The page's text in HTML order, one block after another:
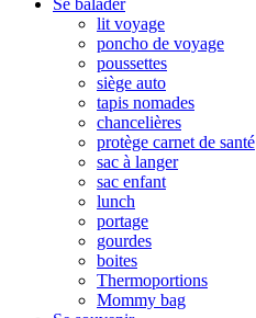
Se balader
lit voyage
poncho de voyage
poussettes
siège auto
tapis nomades
chancelières
protège carnet de santé
sac à langer
sac enfant
lunch
portage
gourdes
boites
Thermoportions
Mommy bag